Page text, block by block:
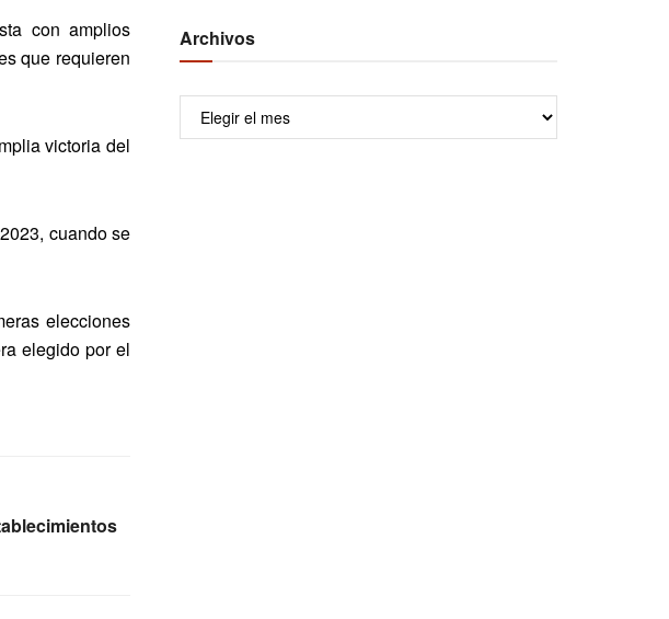
con amplios
que requieren
victoria del
cuando se
elecciones
elegido por el
Archivos
Archivos